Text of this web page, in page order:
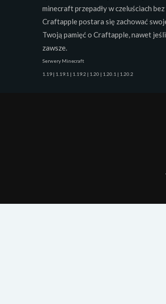
minecraft przepadły w czeluściach
Craftapple postara się zachować
Twoją pamięć o Craftapple, nawet
zawsze.
Serwery Minecraft
1.19 | 1.19.1 | 1.19.2 | 1.20 | 1.20.1 | 1.20.2